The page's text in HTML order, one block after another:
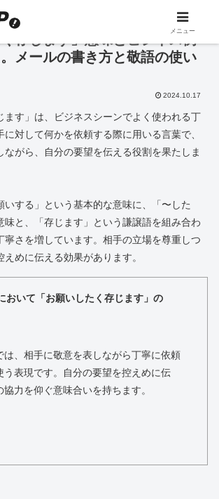
存じます」意味とビジネス例
メールの書き方と敬語の使い
2024.10.17
ます」は、ビジネスシーンでよく使われる丁
対して何かを依頼する際に用いる言葉で、
ながら、自分の要望を伝える役割を果たしま
いする」という基本的な意味に、「〜した
味と、「存じます」という謙譲語を組み合わ
寧さを増しています。相手の立場を尊重しつ
めに伝える効果があります。
おいて「お願いしたく存じます」の
は、相手に敬意を表しながら丁寧に依頼
う表現です。自分の要望を控えめに伝
協力を仰ぐ意味合いを持ちます。
メニュー